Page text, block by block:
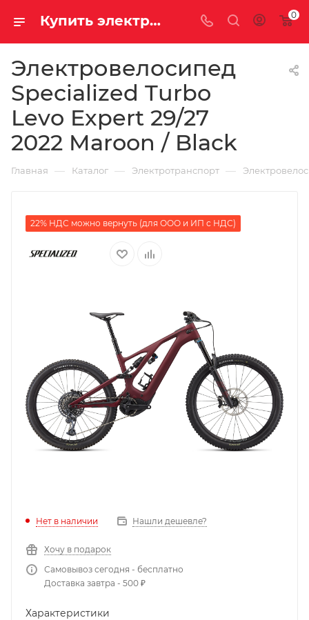
Купить электровелосипед Specialized Turbo Levo Expert 29/27 2022 Maroon / Black за 1086700.00000000 рублей в Саратове и Энгельсе в рассрочку или кредит выгодно 0
Электровелосипед
Specialized Turbo
Levo Expert 29/27
2022 Maroon / Black
Главная — Каталог — Электротранспорт —
22% НДС можно вернуть (для ООО и ИП с НДС)
Нет в наличии Нашли дешевле?
Хочу в подарок
Самовывоз сегодня - бесплатно
Доставка завтра - 500 ₽
Характеристики